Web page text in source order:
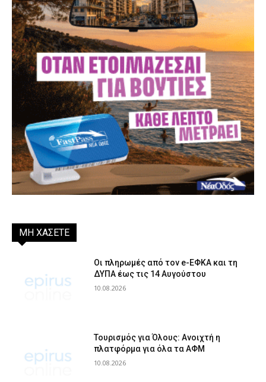
ΜΗ ΧΑΣΕΤΕ
Οι πληρωμές από τον e-ΕΦΚΑ και τη
ΔΥΠΑ έως τις 14 Αυγούστου
10.08.2026
Τουρισμός για Όλους: Ανοιχτή η
πλατφόρμα για όλα τα ΑΦΜ
10.08.2026